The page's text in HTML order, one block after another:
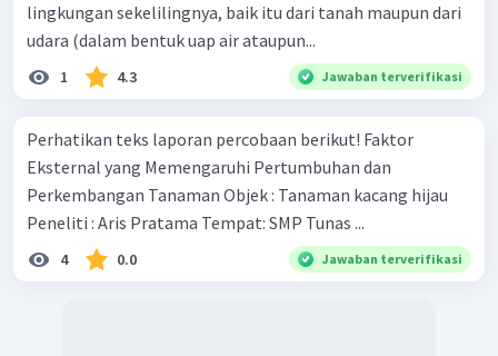
lingkungan sekelilingnya, baik itu dari tanah maupun dari
udara (dalam bentuk uap air ataupun...
1 4.3 Jawaban terverifikasi
Perhatikan teks laporan percobaan berikut! Faktor
Eksternal yang Memengaruhi Pertumbuhan dan
Perkembangan Tanaman Objek : Tanaman kacang hijau
Peneliti : Aris Pratama Tempat: SMP Tunas ...
4 0.0 Jawaban terverifikasi